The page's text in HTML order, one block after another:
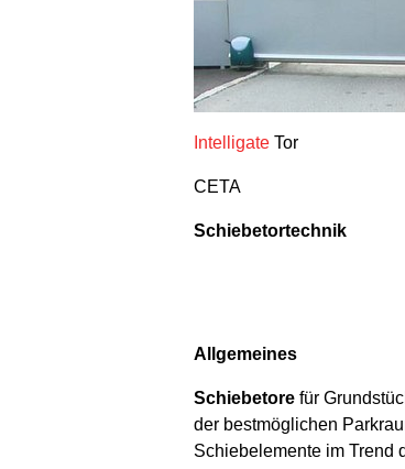
Intelligate Tor
CETA
Schiebetortechnik
Allgemeines
Schiebetore für
der bestmöglichen
Schiebelemente im Trend